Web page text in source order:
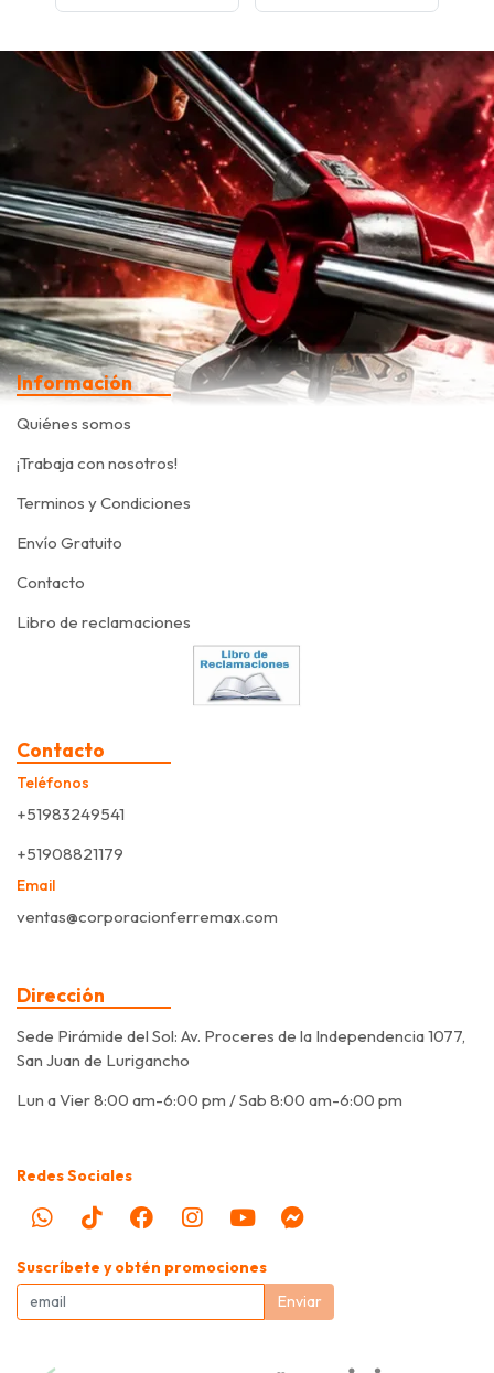
Información
Quiénes somos
¡Trabaja con nosotros!
Terminos y Condiciones
Envío Gratuito
Contacto
Libro de reclamaciones
Contacto
Teléfonos
+51983249541
+51908821179
Email
ventas@corporacionferremax.com
Dirección
Sede Pirámide del Sol: Av. Proceres de la Independencia 1077,
San Juan de Lurigancho
Lun a Vier 8:00 am-6:00 pm / Sab 8:00 am-6:00 pm
Redes Sociales
Suscríbete y obtén promociones
Enviar